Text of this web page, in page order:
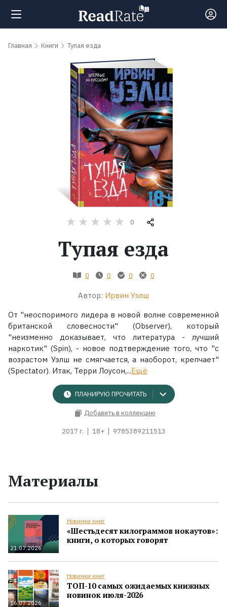
Поиск
обсуждаемые
Коллекции
Главная Книги Тупая езда
0
Тупая езда
0 0 0 0
Автор: Ирвин Уэлш
От "неоспоримого лидера в новой волне современной
британской словесности" (Observer), который
"неизменно доказывает, что литература - лучший
наркотик" (Spin), - новое подтверждение того, что "с
возрастом Уэлш не смягчается, а наоборот, крепчает"
(Spectator). Итак, Терри Лоусон,...Ещё
ПЛАНИРУЮ ПРОЧИТАТЬ
Добавить в коллекцию
2017 г. 18+ 9785389211513
Материалы
21.07.2026
Новинки книг
«Шестьдесят килограммов нокаутов»:
книги, о которых говорят
16.07.2026
Новинки книг
ТОП-10 самых ожидаемых книжных
новинок июля-2026